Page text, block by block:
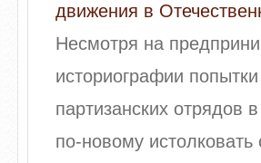
движения в
Несмотря на
историографии
партизанских отрядов
по-новому